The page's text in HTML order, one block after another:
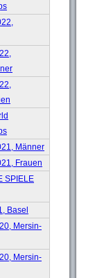
Männer
Frauen
SPIELE
Basel
Mersin-
Mersin-